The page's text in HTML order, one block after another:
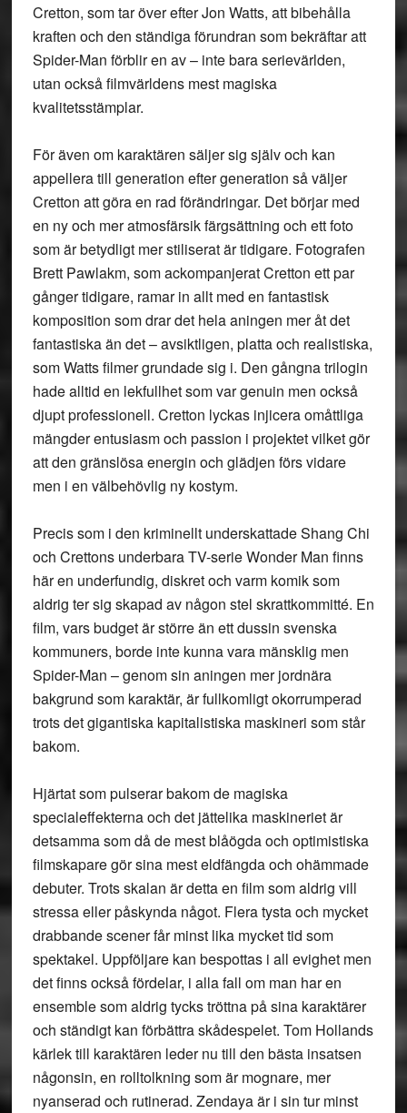
Cretton, som tar över efter Jon Watts, att bibehålla
kraften och den ständiga förundran som bekräftar att
Spider-Man förblir en av – inte bara serievärlden,
utan också filmvärldens mest magiska
kvalitetsstämplar.
För även om karaktären säljer sig själv och kan
appellera till generation efter generation så väljer
Cretton att göra en rad förändringar. Det börjar med
en ny och mer atmosfärsik färgsättning och ett foto
som är betydligt mer stiliserat är tidigare. Fotografen
Brett Pawlakm, som ackompanjerat Cretton ett par
gånger tidigare, ramar in allt med en fantastisk
komposition som drar det hela aningen mer åt det
fantastiska än det – avsiktligen, platta och realistiska,
som Watts filmer grundade sig i. Den gångna trilogin
hade alltid en lekfullhet som var genuin men också
djupt professionell. Cretton lyckas injicera omåttliga
mängder entusiasm och passion i projektet vilket gör
att den gränslösa energin och glädjen förs vidare
men i en välbehövlig ny kostym.
Precis som i den kriminellt underskattade Shang Chi
och Crettons underbara TV-serie Wonder Man finns
här en underfundig, diskret och varm komik som
aldrig ter sig skapad av någon stel skrattkommitté. En
film, vars budget är större än ett dussin svenska
kommuners, borde inte kunna vara mänsklig men
Spider-Man – genom sin aningen mer jordnära
bakgrund som karaktär, är fullkomligt okorrumperad
trots det gigantiska kapitalistiska maskineri som står
bakom.
Hjärtat som pulserar bakom de magiska
specialeffekterna och det jättelika maskineriet är
detsamma som då de mest blåögda och optimistiska
filmskapare gör sina mest eldfängda och ohämmade
debuter. Trots skalan är detta en film som aldrig vill
stressa eller påskynda något. Flera tysta och mycket
drabbande scener får minst lika mycket tid som
spektakel. Uppföljare kan bespottas i all evighet men
det finns också fördelar, i alla fall om man har en
ensemble som aldrig tycks tröttna på sina karaktärer
och ständigt kan förbättra skådespelet. Tom Hollands
kärlek till karaktären leder nu till den bästa insatsen
någonsin, en rolltolkning som är mognare, mer
nyanserad och rutinerad. Zendaya är i sin tur minst